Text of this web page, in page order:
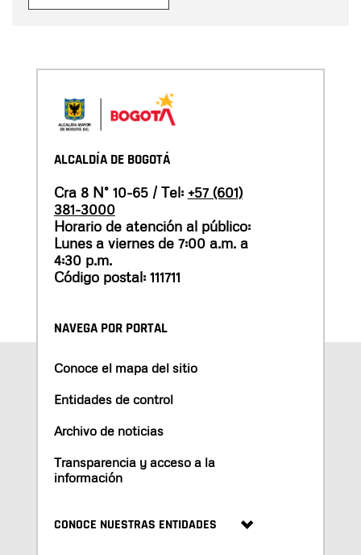
ALCALDÍA DE BOGOTÁ
Cra 8 N° 10-65 / Tel: +57 (601)
381-3000
Horario de atención al público:
Lunes a viernes de 7:00 a.m. a
4:30 p.m.
Código postal: 111711
NAVEGA POR PORTAL
Conoce el mapa del sitio
Entidades de control
Archivo de noticias
Transparencia y acceso a la
información
CONOCE NUESTRAS ENTIDADES